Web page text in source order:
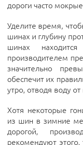
дороги часто
Уделите время,
шинах и глубину
шинах
производителем
значительно
обеспечит их
утро, отводя воду от
Хотя некоторые
из шин в зимние
дорогой,
рекомендуют